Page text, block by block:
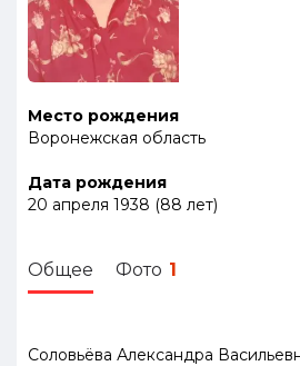
Место рождения
Воронежская область
Дата рождения
20 апреля 1938 (88 лет)
Общее Фото 1
Соловьёва Александра